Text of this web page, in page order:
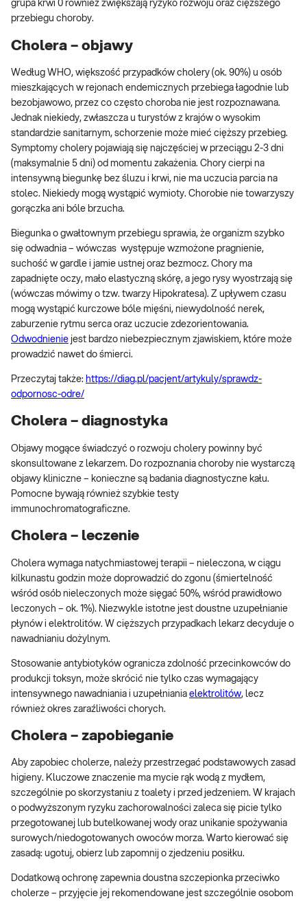
grupa krwi 0 również zwiększają ryzyko rozwoju oraz cięższego
przebiegu choroby.
Cholera – objawy
Według WHO, większość przypadków cholery (ok. 90%) u osób
mieszkających w rejonach endemicznych przebiega łagodnie lub
bezobjawowo, przez co często choroba nie jest rozpoznawana.
Jednak niekiedy, zwłaszcza u turystów z krajów o wysokim
standardzie sanitarnym, schorzenie może mieć cięższy przebieg.
Symptomy cholery pojawiają się najczęściej w przeciągu 2-3 dni
(maksymalnie 5 dni) od momentu zakażenia. Chory cierpi na
intensywną biegunkę bez śluzu i krwi, nie ma uczucia parcia na
stolec. Niekiedy mogą wystąpić wymioty. Chorobie nie towarzyszy
gorączka ani bóle brzucha.
Biegunka o gwałtownym przebiegu sprawia, że organizm szybko
się odwadnia – wówczas występuje wzmożone pragnienie,
suchość w gardle i jamie ustnej oraz bezmocz. Chory ma
zapadnięte oczy, mało elastyczną skórę, a jego rysy wyostrzają się
(wówczas mówimy o tzw. twarzy Hipokratesa). Z upływem czasu
mogą wystąpić kurczowe bóle mięśni, niewydolność nerek,
zaburzenie rytmu serca oraz uczucie zdezorientowania.
Odwodnienie jest bardzo niebezpiecznym zjawiskiem, które może
prowadzić nawet do śmierci.
Przeczytaj także: https://diag.pl/pacjent/artykuly/sprawdz-
odpornosc-odre/
Cholera – diagnostyka
Objawy mogące świadczyć o rozwoju cholery powinny być
skonsultowane z lekarzem. Do rozpoznania choroby nie wystarczą
objawy kliniczne – konieczne są badania diagnostyczne kału.
Pomocne bywają również szybkie testy
immunochromatograficzne.
Cholera – leczenie
Cholera wymaga natychmiastowej terapii – nieleczona, w ciągu
kilkunastu godzin może doprowadzić do zgonu (śmiertelność
wśród osób nieleczonych może sięgać 50%, wśród prawidłowo
leczonych – ok. 1%). Niezwykle istotne jest doustne uzupełnianie
płynów i elektrolitów. W cięższych przypadkach lekarz decyduje o
nawadnianiu dożylnym.
Stosowanie antybiotyków ogranicza zdolność przecinkowców do
produkcji toksyn, może skrócić nie tylko czas wymagający
intensywnego nawadniania i uzupełniania elektrolitów, lecz
również okres zaraźliwości chorych.
Cholera – zapobieganie
Aby zapobiec cholerze, należy przestrzegać podstawowych zasad
higieny. Kluczowe znaczenie ma mycie rąk wodą z mydłem,
szczególnie po skorzystaniu z toalety i przed jedzeniem. W krajach
o podwyższonym ryzyku zachorowalności zaleca się picie tylko
przegotowanej lub butelkowanej wody oraz unikanie spożywania
surowych/niedogotowanych owoców morza. Warto kierować się
zasadą: ugotuj, obierz lub zapomnij o zjedzeniu posiłku.
Dodatkową ochronę zapewnia doustna szczepionka przeciwko
cholerze – przyjęcie jej rekomendowane jest szczególnie osobom